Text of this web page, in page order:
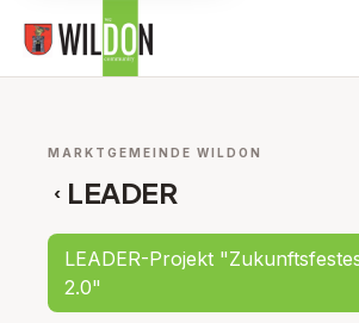
MARKTGEMEINDE WILDON
‹ LEADER
LEADER-Projekt
2.0"